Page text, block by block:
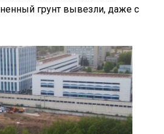
грунт вывезли, даже с